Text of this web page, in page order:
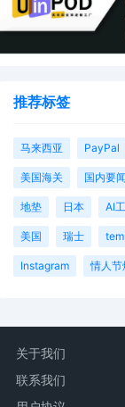
推荐标签
马来西亚 PayPal
美国海关 国内要闻
地垫 日本 AI
美国 瑞士
Instagram 情人节
关于我们
联系我们